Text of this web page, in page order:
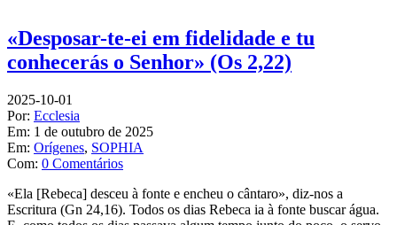
«Desposar-te-ei em fidelidade e tu
conhecerás o Senhor» (Os 2,22)
2025-10-01
Por: Ecclesia
Em: 1 de outubro de 2025
Em: Orígenes, SOPHIA
Com: 0 Comentários
«Ela [Rebeca] desceu à fonte e encheu o cântaro», diz-nos a
Escritura (Gn 24,16). Todos os dias Rebeca ia à fonte buscar água.